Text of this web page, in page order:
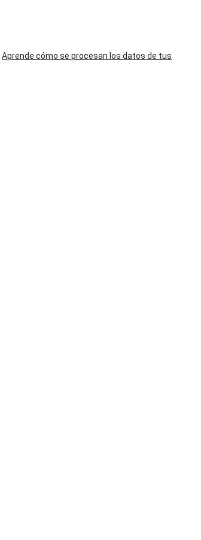
Aprende cómo se procesan los datos de tus